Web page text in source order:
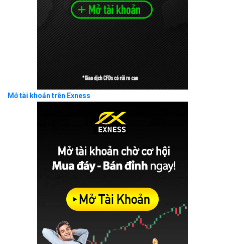
Mở tài khoản trên Exness